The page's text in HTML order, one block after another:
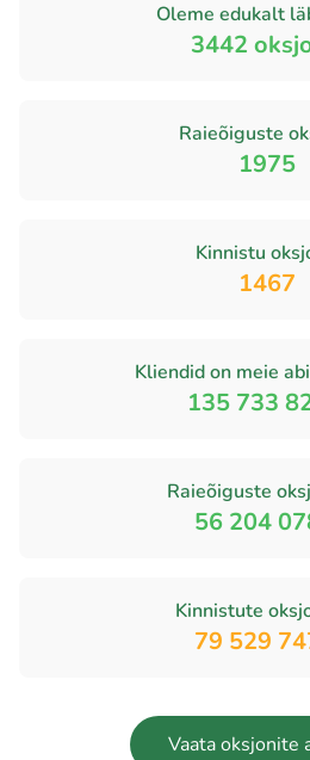
Oleme edukalt
3442
Raieõiguste
1975
Kinnistu
1467
Kliendid on meie
135 733
Raieõiguste
56 204
Kinnistute
79 529
Vaata oksjonite